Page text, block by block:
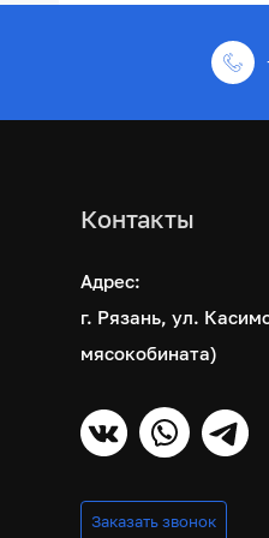
Контакты
Адрес:
г. Рязань, ул.
мясокобината)
Заказать звонок